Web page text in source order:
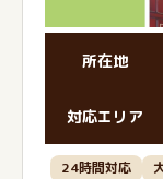
所在地
対応エリア
24時間対応